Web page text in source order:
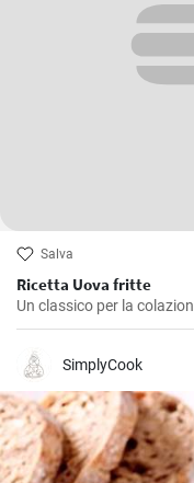
Salva
Ricetta Uova fritte
Un classico per la
SimplyCook